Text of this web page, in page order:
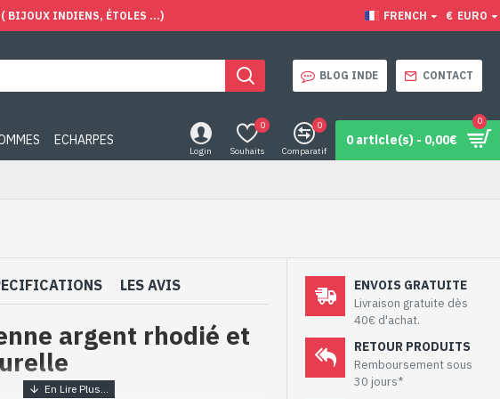
BIJOUX INDIENS, ÉTOLES ...) FRENCH € EURO
BLOG INDE CONTACT
ECHARPES
Login Souhaits
0
Comparatif
0
0 article(s) - 0,00€
0
LES AVIS
argent rhodié et
ENVOIS GRATUITE
Livraison gratuite dès
40€ d'achat.
RETOUR PRODUITS
Remboursement sous
30 jours*